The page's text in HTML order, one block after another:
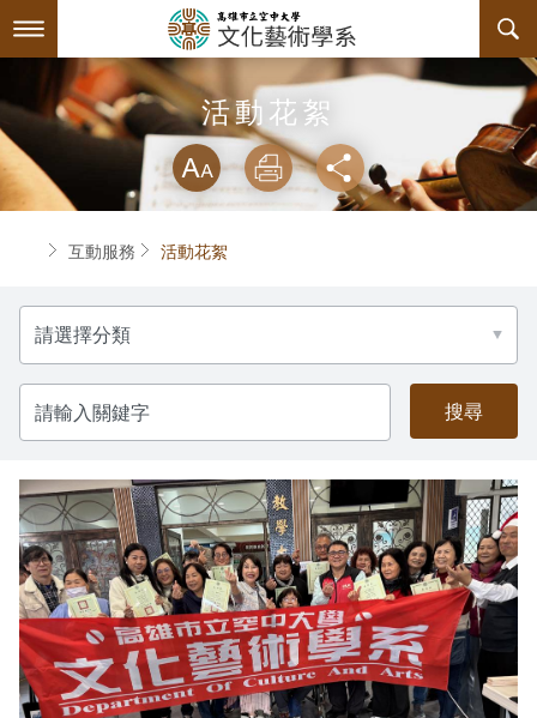
到
要
容
最新消息
系所簡介
關於本系
系主任介紹
連絡系辦
教育目標與核心能力
諮詢信箱
師資陣容
課程規劃
課程資訊
課程表
專業必修課程
專業選修課程
客家文化學分學程
授課大綱
課程公告
畢業學分配置
學分抵免及減修申請
課程地圖
互動服務
檔案下載
活動訊息
相關連結
活動花絮
系學會
系學會幹部
組織章程
回空大首頁
活動花絮
略過字型切
放大
列印 分享
首頁互動服務 活動花絮
分
類
請
輸
入
關
字